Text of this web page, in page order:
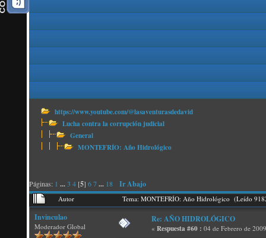
https://www.youtube.com/@lasaventurasdedavid
Lucha contra la corrupción judicial
General
MONTEFRÍO: Año Hidrológico
Páginas: 1 ...3 4 [5] 67... 18 Ir Abajo
Autor Tema: MONTEFRÍO: Año Hidrológico (Leído
Invinculao
Moderador Global
Re: AÑO HIDROLÓGICO
« Respuesta #60 : 04 de Febrero de